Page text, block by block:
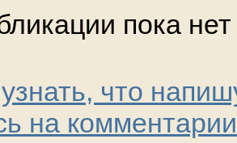
пока
что
на